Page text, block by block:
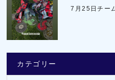
7月25日チー
カテゴリー